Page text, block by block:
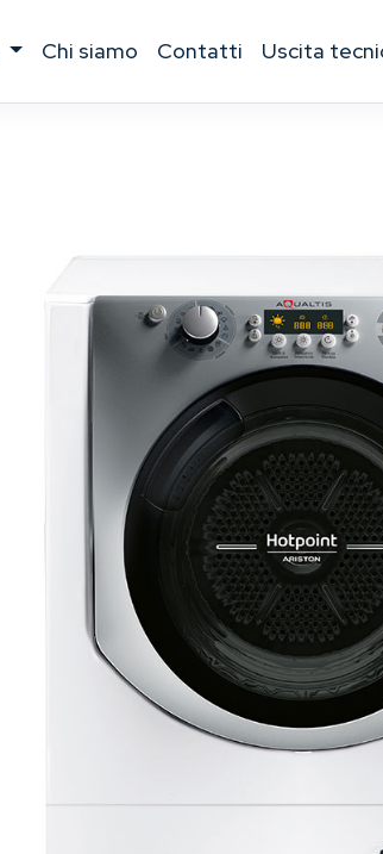
chi siamo contatti uscita